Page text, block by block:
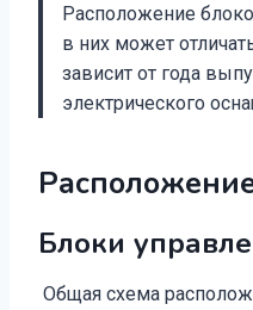
Расположение
в них может
зависит от года
электрического
Блоки
Общая схема